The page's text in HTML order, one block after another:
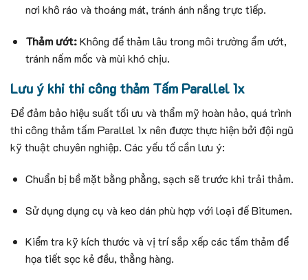
nơi khô ráo và thoáng mát, tránh ánh nắng trực tiếp.
Thảm ướt:Không để thảm lâu trong môi trường ẩm ướt,
tránh nấm mốc và mùi khó chịu.
Lưu ý khi thi công thảm Tấm Parallel 1x
Để đảm bảo hiệu suất tối ưu và thẩm mỹ hoàn hảo, quá trình
thi công thảm tấm Parallel 1x nên được thực hiện bởi đội ngũ
kỹ thuật chuyên nghiệp. Các yếu tố cần lưu ý:
Chuẩn bị bề mặt bằng phẳng, sạch sẽ trước khi trải thảm.
Sử dụng dụng cụ và keo dán phù hợp với loại đế Bitumen.
Kiểm tra kỹ kích thước và vị trí sắp xếp các tấm thảm để
họa tiết sọc kẻ đều, thẳng hàng.